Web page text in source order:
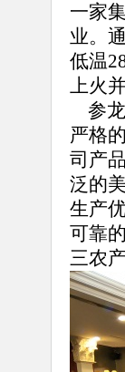
一家
业。
低温
上火
参龙
严格
司产
泛的
生产
可靠
三农